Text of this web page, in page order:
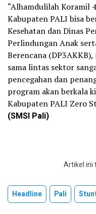
“Alhamdulilah Koramil
Kabupaten PALI bisa
Kesehatan dan Dinas
Perlindungan Anak
Berencana
sama lintas sektor
pencegahan dan
program akan berkala
Kabupaten PALI Zero
(SMSI Pali)
Artikel ini
Headline Pali